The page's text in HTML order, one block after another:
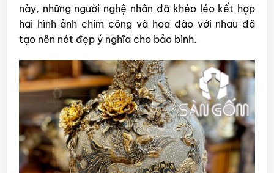
này, những người nghệ nhân đã khéo léo kết hợp
hai hình ảnh chim công và hoa đào với nhau đã
tạo nên nét đẹp ý nghĩa cho bảo bình.